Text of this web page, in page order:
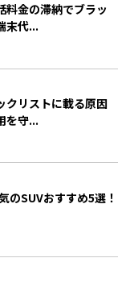
料金の滞納でブラッ
末代...
クリストに載る原因
を守...
のSUVおすすめ5選！